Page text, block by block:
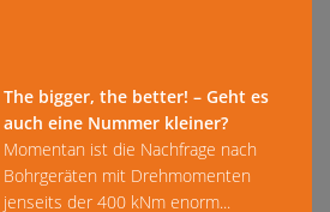
The bigger, the better! – Geht es
auch eine Nummer kleiner?
Momentan ist die Nachfrage nach
Bohrgeräten mit Drehmomenten
jenseits der 400 kNm enorm...